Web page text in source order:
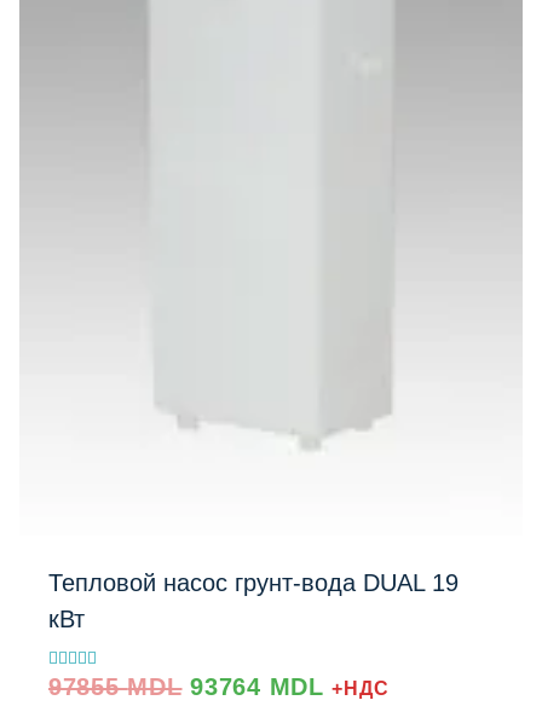
Тепловой насос грунт-вода DUAL 19
кВт
Evaluat la
5.00
97855MDL Prețul
93764 MDLPrețul
+НДС